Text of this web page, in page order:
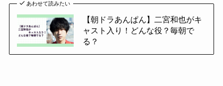
あわせて読みたい
【朝ドラあんぱん】二宮和也がキ
ャスト入り！どんな役？毎朝で
る？